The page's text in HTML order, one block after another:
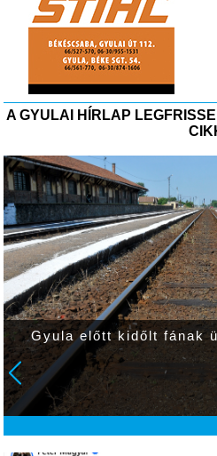
A GYULAI HÍRLAP
Gyula előtt kidőlt fának